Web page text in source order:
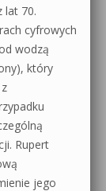
lat 70.
cyfrowych
wodzą
który
Rupert
jego